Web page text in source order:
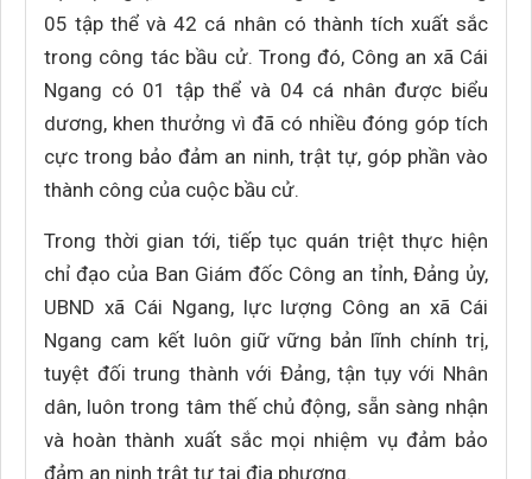
05 tập thể và 42 cá nhân có thành tích xuất sắc
trong công tác bầu cử. Trong đó, Công an xã Cái
Ngang có 01 tập thể và 04 cá nhân được biểu
dương, khen thưởng vì đã có nhiều đóng góp tích
cực trong bảo đảm an ninh, trật tự, góp phần vào
thành công của cuộc bầu cử.
Trong thời gian tới, tiếp tục quán triệt thực hiện
chỉ đạo của Ban Giám đốc Công an tỉnh, Đảng ủy,
UBND xã Cái Ngang, lực lượng Công an xã Cái
Ngang cam kết luôn giữ vững bản lĩnh chính trị,
tuyệt đối trung thành với Đảng, tận tụy với Nhân
dân, luôn trong tâm thế chủ động, sẵn sàng nhận
và hoàn thành xuất sắc mọi nhiệm vụ đảm bảo
đảm an ninh trật tự tại địa phương.